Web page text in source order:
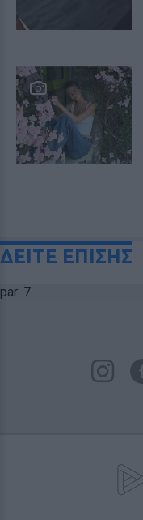
ΔΕΙΤΕ ΕΠΙΣΗΣ
par: 7